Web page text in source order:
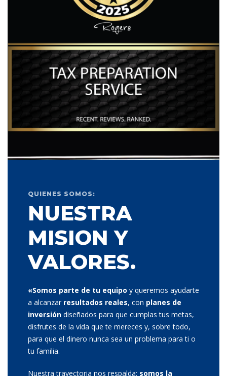
¿PRODUCE O VENDE
CIERTOS PRODUCTOS?
DEBE DECLARAR IMPUESTO SOBRE EL USO Y
CONSUMO
HAZ UNA CITA AQUÍ
QUIENES SOMOS:
NUESTRA
MISION Y
VALORES.
«Somos parte de tu equipo y queremos ayudarte
a alcanzar resultados reales, con planes de
inversión diseñados para que cumplas tus metas,
disfrutes de la vida que te mereces y, sobre todo,
para que el dinero nunca sea un problema para ti o
tu familia.
Nuestra trayectoria nos respalda: somos la